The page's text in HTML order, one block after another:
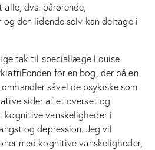
alle, dvs. pårørende,
og den lidende selv kan deltage i
tak til speciallæge Louise
for en bog, der på en
såvel de psykiske som
sider af et overset og
kognitive vanskeligheder i
og depression. Jeg vil
med kognitive vanskeligheder,